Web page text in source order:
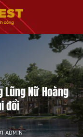
Lũng Nữ Hoàng
đồi
ADMIN